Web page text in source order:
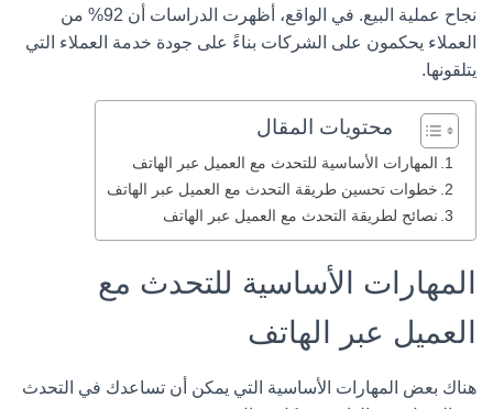
نجاح عملية البيع. في الواقع، أظهرت الدراسات أن 92% من
العملاء يحكمون على الشركات بناءً على جودة خدمة العملاء التي
يتلقونها.
محتويات المقال
المهارات الأساسية للتحدث مع العميل عبر الهاتف
خطوات تحسين طريقة التحدث مع العميل عبر الهاتف
نصائح لطريقة التحدث مع العميل عبر الهاتف
المهارات الأساسية للتحدث مع
العميل عبر الهاتف
هناك بعض المهارات الأساسية التي يمكن أن تساعدك في التحدث